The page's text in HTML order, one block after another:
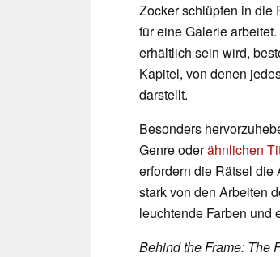
Zocker schlüpfen in die
für eine Galerie
erhältlich sein wird,
Kapitel, von denen
darstellt.
Besonders
Genre oderähnlichen
erfordern die Rätsel die
stark von den Arbeiten
leuchtende Farben und
Behind the Frame: The